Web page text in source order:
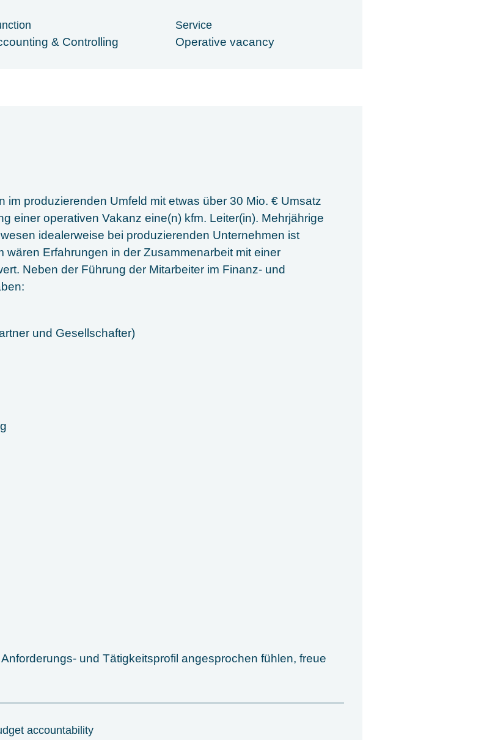
& Controlling
Service
Operative vacancy
im produzierenden Umfeld mit etwas über 30 Mio. € Umsatz
einer operativen Vakanz eine(n) kfm. Leiter(in). Mehrjährige
idealerweise bei produzierenden Unternehmen ist
Erfahrungen in der Zusammenarbeit mit einer
Neben der Führung der Mitarbeiter im Finanz- und
und Gesellschafter)
und Tätigkeitsprofil angesprochen fühlen, freue
accountability